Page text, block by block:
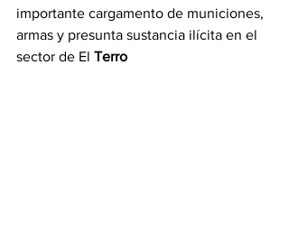
importante cargamento de municiones,
armas y presunta sustancia ilícita en el
sector de El Terro